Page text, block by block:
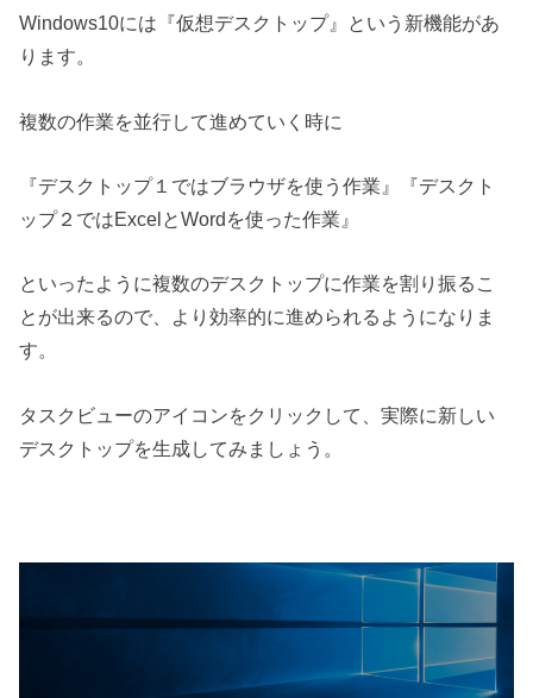
Windows10には『仮想デスクトップ』という新機能があ
ります。
複数の作業を並行して進めていく時に
『デスクトップ１ではブラウザを使う作業』『デスクト
ップ２ではExcelとWordを使った作業』
といったように複数のデスクトップに作業を割り振るこ
とが出来るので、より効率的に進められるようになりま
す。
タスクビューのアイコンをクリックして、実際に新しい
デスクトップを生成してみましょう。